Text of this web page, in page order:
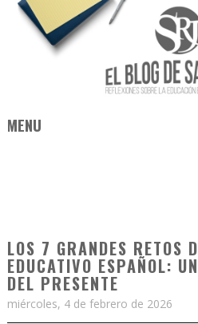
MENU
LOS 7 GRANDES RETOS
EDUCATIVO ESPAÑOL:
DEL PRESENTE
miércoles, 4 de febrero de 2026